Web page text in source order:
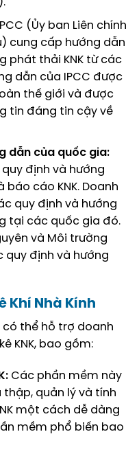
IPCC (Ủy ban Liên chính
cung cấp hướng dẫn
phát thải KNK từ các
dẫn của IPCC được
thế giới và được
tin đáng tin cậy về
dẫn của quốc gia:
định và hướng
báo cáo KNK. Doanh
quy định và hướng
tại các quốc gia đó.
và Môi trường
quy định và hướng
Khí Nhà Kính
có thể hỗ trợ doanh
KNK, bao gồm:
Các phần mềm này
quản lý và tính
một cách dễ dàng
mềm phổ biến bao